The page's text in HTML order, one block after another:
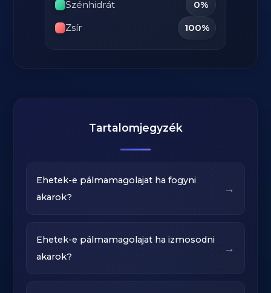
Szénhidrát
0%
Zsír
100%
Tartalomjegyzék
Ehetek-e pálmamagolajat ha fogyni
akarok?
→
Ehetek-e pálmamagolajat ha izmosodni
akarok?
→